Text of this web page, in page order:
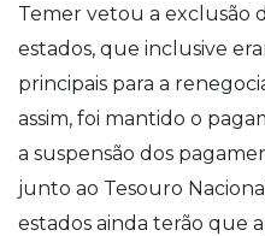
Temer vetou a exclusão
estados, que inclusive
principais para a
assim, foi mantido o
a suspensão dos
junto ao Tesouro
estados ainda terão que